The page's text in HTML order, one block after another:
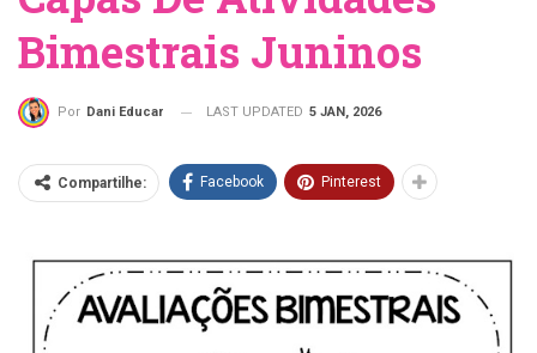
Bimestrais Juninos
Por Dani Educar LAST UPDATED 5 JAN, 2026
Compartilhe: Facebook Pinterest